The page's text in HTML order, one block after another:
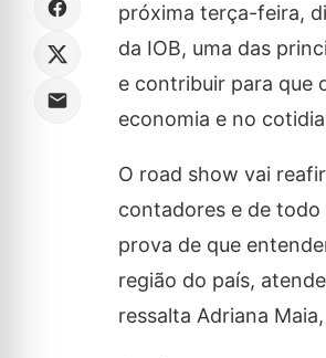
próxima terça-feira,
da IOB, uma das
e contribuir para que
economia e no
O road show vai
contadores e de todo
prova de que
região do país,
ressalta Adriana